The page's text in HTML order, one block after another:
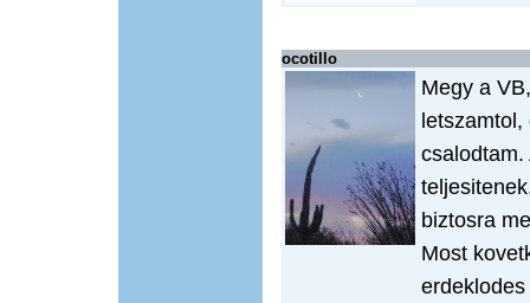
ocotillo
Megy a
csalodtam.
biztosra
Most